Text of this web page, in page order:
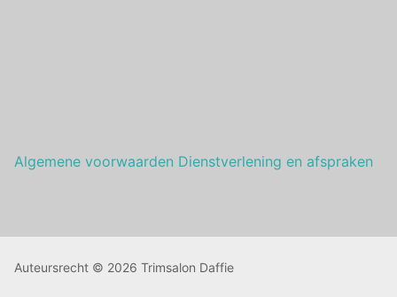
Algemene voorwaarden Dienstverlening en afspraken
Auteursrecht © 2026 Trimsalon Daffie